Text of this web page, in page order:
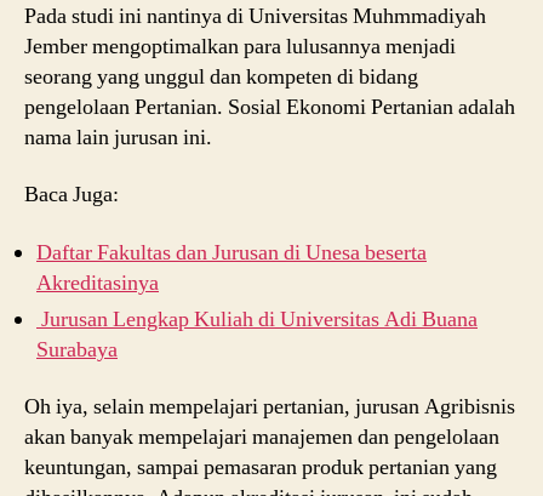
Pada studi ini nantinya di Universitas Muhmmadiyah
Jember mengoptimalkan para lulusannya menjadi
seorang yang unggul dan kompeten di bidang
pengelolaan Pertanian. Sosial Ekonomi Pertanian adalah
nama lain jurusan ini.
Baca Juga:
Daftar Fakultas dan Jurusan di Unesa beserta
Akreditasinya
Jurusan Lengkap Kuliah di Universitas Adi Buana
Surabaya
Oh iya, selain mempelajari pertanian, jurusan Agribisnis
akan banyak mempelajari manajemen dan pengelolaan
keuntungan, sampai pemasaran produk pertanian yang